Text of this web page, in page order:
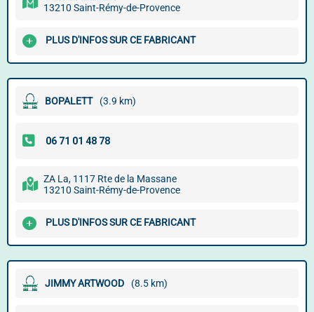
13210 Saint-Rémy-de-Provence
PLUS D'INFOS SUR CE FABRICANT
BOPALETT (3.9 km)
ZA La, 1117 Rte de la Massane
13210 Saint-Rémy-de-Provence
PLUS D'INFOS SUR CE FABRICANT
JIMMY ARTWOOD (8.5 km)